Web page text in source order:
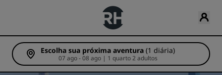
Escolha sua próxima aventura (1 diária)
07 ago - 08 ago | 1 quarto 2 adultos